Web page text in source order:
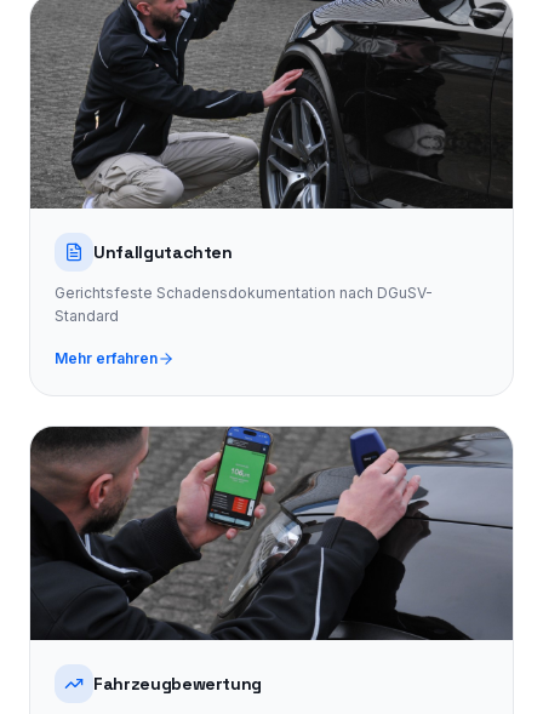
Unfallgutachten
Gerichtsfeste Schadensdokumentation nach DGuSV-
Standard
Mehr erfahren
Fahrzeugbewertung